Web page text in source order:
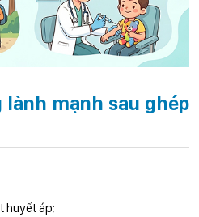
mạnh sau ghép
huyết áp;